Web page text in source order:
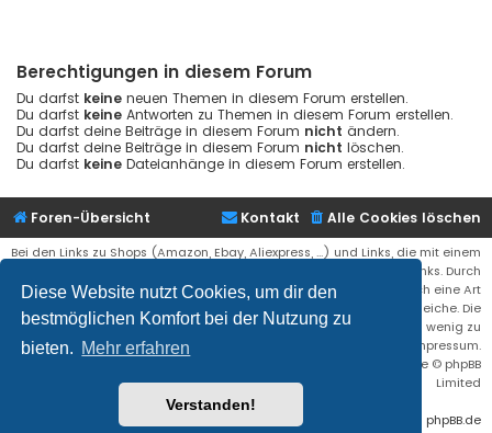
Diese Website nutzt Cookies, um dir den
bestmöglichen Komfort bei der Nutzung zu
bieten. Mehr erfahren
Verstanden!
Berechtigungen in diesem Forum
Du darfst keine neuen Themen in diesem Forum erstellen.
Du darfst keine Antworten zu Themen in diesem Forum erstellen.
Du darfst deine Beiträge in diesem Forum nicht ändern.
Du darfst deine Beiträge in diesem Forum nicht löschen.
Du darfst keine Dateianhänge in diesem Forum erstellen.
Foren-Übersicht Alle Cookies löschen
Kontakt
Bei den Links zu Shops (Amazon, Ebay, Aliexpress, ...) und Links, die mit einem
Stern (*) markiert sind, kann es sich um sogenannte Affiliate Links. Durch
den Kauf eines Produktes über einen Affiliate Link erhälte ich eine Art
Umsatzbeteiligung gutgeschrieben. Für euch bleibt der Preis der gleiche. Die
Einnahmen helfen die Hostgebühren für diese Webseite ein wenig zu
reduzieren. Siehe auch das Impressum.
® Forum Software © phpBB
Limited
Deutsche Übersetzung durch phpBB.de